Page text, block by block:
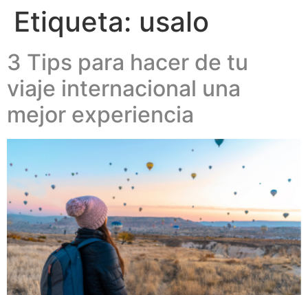
Etiqueta: usalo
3 Tips para hacer de tu
viaje internacional una
mejor experiencia